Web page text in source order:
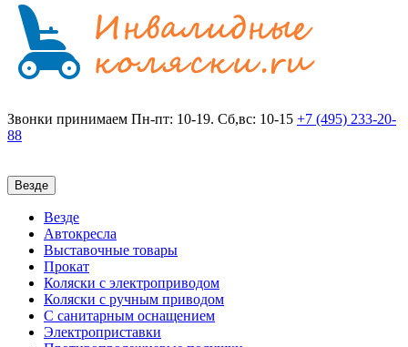
Звонки принимаем Пн-пт: 10-19. Сб,вс: 10-15 +7 (495) 233-20-
88
Везде
Везде
Автокресла
Выставочные товары
Прокат
Коляски с электроприводом
Коляски с ручным приводом
С санитарным оснащением
Электроприставки